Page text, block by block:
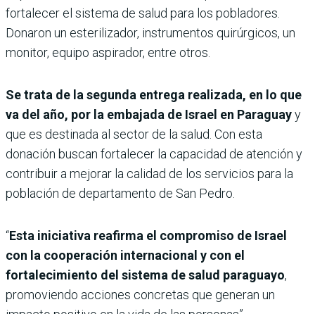
fortalecer el sistema de salud para los pobladores.
Donaron un esterilizador, instrumentos quirúrgicos, un
monitor, equipo aspirador, entre otros.
Se trata de la segunda entrega realizada, en lo que
va del año, por la embajada de Israel en Paraguayy
que es destinada al sector de la salud. Con esta
donación buscan fortalecer la capacidad de atención y
contribuir a mejorar la calidad de los servicios para la
población de departamento de San Pedro.
“Esta iniciativa reafirma el compromiso de Israel
con la cooperación internacional y con el
fortalecimiento del sistema de salud paraguayo,
promoviendo acciones concretas que generan un